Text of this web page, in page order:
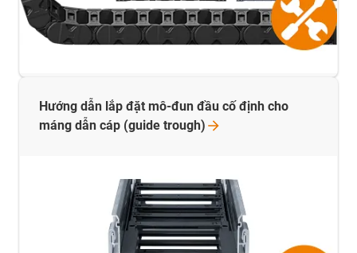
Hướng dẫn lắp đặt mô-đun đầu cố định cho
máng dẫn cáp (guide trough)